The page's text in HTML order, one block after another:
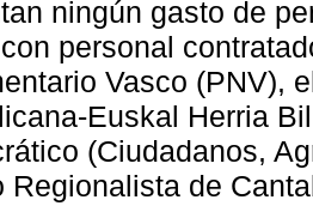
ningún gasto de
personal
Vasco (PNV),
Euskal Herria
(Ciudadanos,
Regionalista de